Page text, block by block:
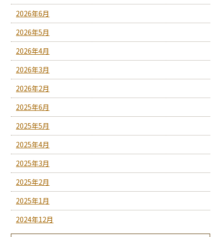
2026年6月
2026年5月
2026年4月
2026年3月
2026年2月
2025年6月
2025年5月
2025年4月
2025年3月
2025年2月
2025年1月
2024年12月